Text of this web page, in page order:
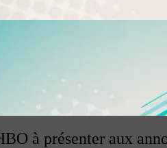
à présenter aux